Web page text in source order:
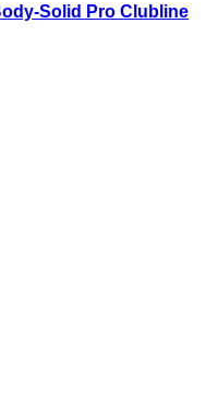
Solid Pro Clubline